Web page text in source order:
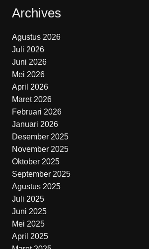
Archives
Agustus 2026
Juli 2026
Juni 2026
Mei 2026
April 2026
Maret 2026
Februari 2026
Januari 2026
Desember 2025
November 2025
Oktober 2025
September 2025
Agustus 2025
Juli 2025
Juni 2025
Mei 2025
April 2025